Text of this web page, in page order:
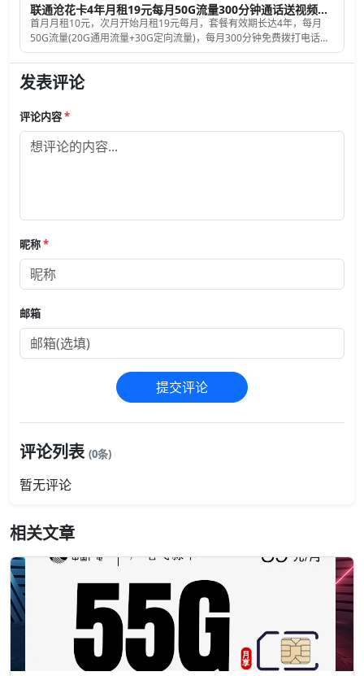
联通沧花卡4年月租19元每月50G流量300分钟通话送视频网站会员
首月月租10元，次月开始月租19元每月，套餐有效期长达4年，每月
50G流量(20G通用流量+30G定向流量)，每月300分钟免费拨打电话时
长，每月可领取视频网站会员(24选1)，发送短信0.1元每分钟，归属地
和号码都是随机的，赠送来电显示
发表评论
评论内容*
昵称*
邮箱
提交评论
评论列表 (0条)
暂无评论
相关文章